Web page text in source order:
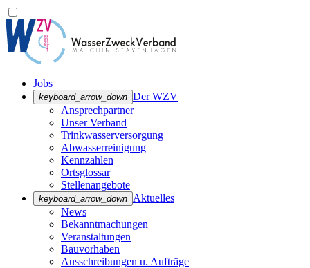
Jobs
keyboard_arrow_down Der WZV
Ansprechpartner
Unser Verband
Trinkwasser­versorgung
Abwasserreinigung
Kennzahlen
Ortsglossar
Stellenangebote
keyboard_arrow_down Aktuelles
News
Bekanntmachungen
Veranstaltungen
Bauvorhaben
Ausschreibungen u. Aufträge